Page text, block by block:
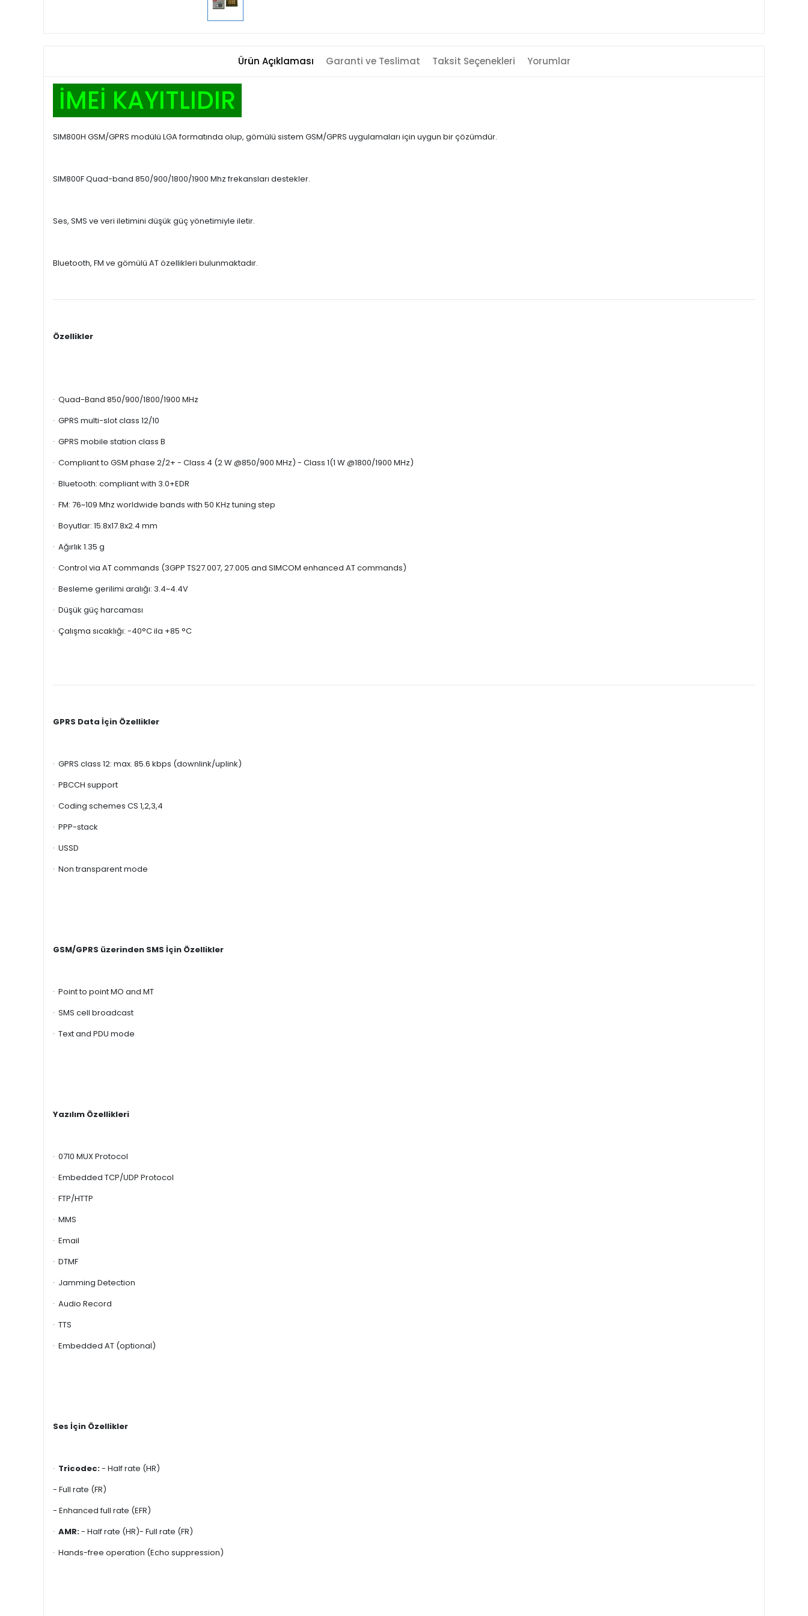
Ürün Açıklaması Garanti ve Teslimat Taksit Seçenekleri Yorumlar
İMEİ KAYITLIDIR
SIM800H GSM/GPRS modülü LGA formatında olup, gömülü sistem GSM/GPRS uygulamaları için uygun bir çözümdür.
SIM800F Quad-band 850/900/1800/1900 Mhz frekansları destekler.
Ses, SMS ve veri iletimini düşük güç yönetimiyle iletir.
Bluetooth, FM ve gömülü AT özellikleri bulunmaktadır.
Özellikler
· Quad-Band 850/900/1800/1900 MHz
· GPRS multi-slot class 12/10
· GPRS mobile station class B
· Compliant to GSM phase 2/2+ - Class 4 (2 W @850/900 MHz) - Class 1(1 W @1800/1900 MHz)
· Bluetooth: compliant with 3.0+EDR
· FM: 76~109 Mhz worldwide bands with 50 KHz tuning step
· Boyutlar: 15.8x17.8x2.4 mm
· Ağırlık 1.35 g
· Control via AT commands (3GPP TS27.007, 27.005 and SIMCOM enhanced AT commands)
· Besleme gerilimi aralığı: 3.4~4.4V
· Düşük güç harcaması
· Çalışma sıcaklığı: -40°C ila +85 °C
GPRS Data İçin Özellikler
· GPRS class 12: max. 85.6 kbps (downlink/uplink)
· PBCCH support
· Coding schemes CS 1,2,3,4
· PPP-stack
· USSD
· Non transparent mode
GSM/GPRS üzerinden SMS İçin Özellikler
· Point to point MO and MT
· SMS cell broadcast
· Text and PDU mode
Yazılım Özellikleri
· 0710 MUX Protocol
· Embedded TCP/UDP Protocol
· FTP/HTTP
· MMS
· Email
· DTMF
· Jamming Detection
· Audio Record
· TTS
· Embedded AT (optional)
Ses İçin Özellikler
· Tricodec:- Half rate (HR)
- Full rate (FR)
- Enhanced full rate (EFR)
· AMR:- Half rate (HR)- Full rate (FR)
· Hands-free operation (Echo suppression)